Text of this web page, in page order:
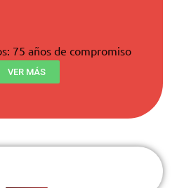
75 años de compromiso
VER MÁS